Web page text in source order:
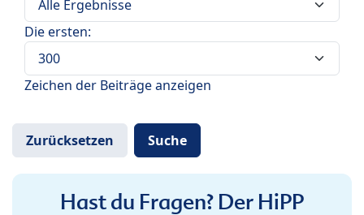
Die ersten:
Zeichen der Beiträge anzeigen
Hast du Fragen? Der HiPP